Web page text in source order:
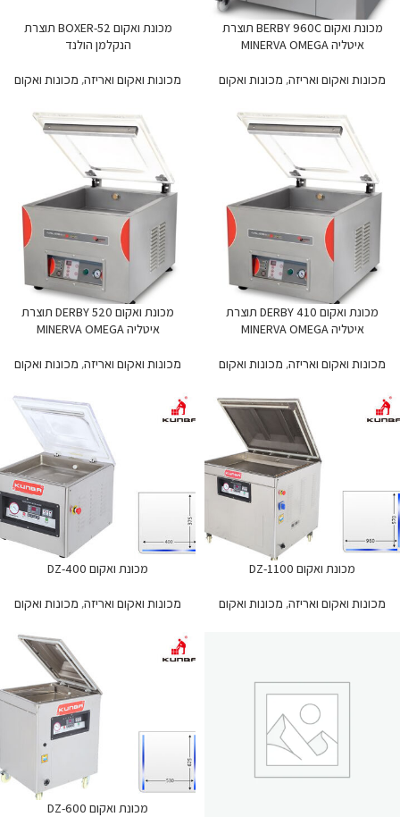
מכונת ואקום BERBY 960C תוצרת
איטליה MINERVA OMEGA
מכונות ואקום ואריזה, מכונות ואקום
מכונת ואקום BOXER-52 תוצרת
הנקלמן הולנד
מכונות ואקום ואריזה, מכונות ואקום
מכונת ואקום DERBY 410 תוצרת
איטליה MINERVA OMEGA
מכונות ואקום ואריזה, מכונות ואקום
מכונת ואקום DERBY 520 תוצרת
איטליה MINERVA OMEGA
מכונות ואקום ואריזה, מכונות ואקום
מכונת ואקום DZ-1100
מכונות ואקום ואריזה, מכונות ואקום
מכונת ואקום DZ-400
מכונות ואקום ואריזה, מכונות ואקום
מכונת ואקום DZ-600